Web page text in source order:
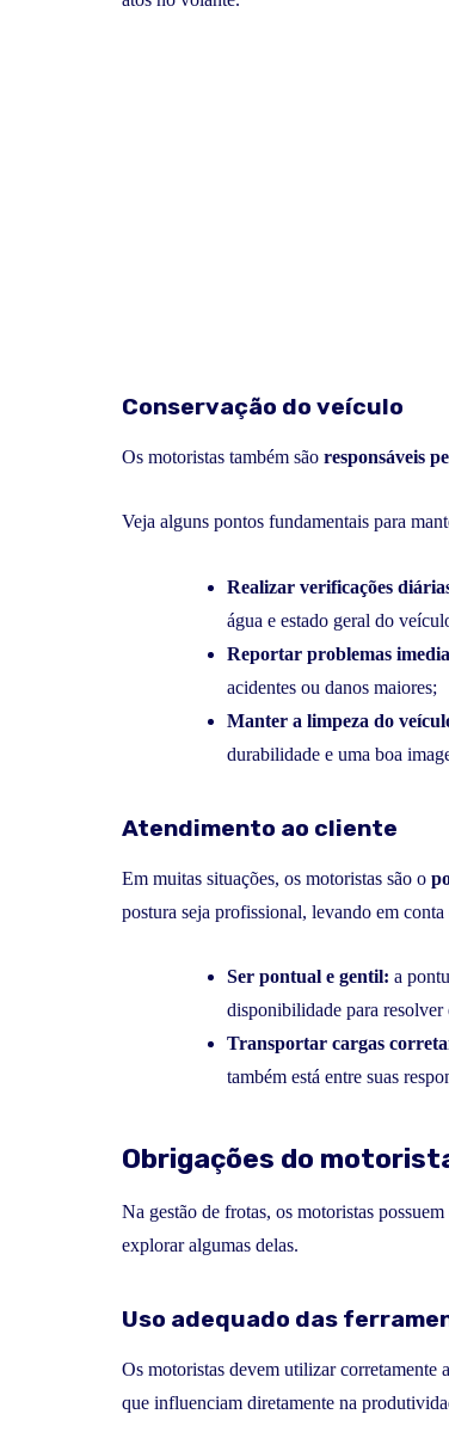
Conservação do veículo
Os motoristas também são responsáveis
Veja alguns pontos fundamentais para
Realizar verificações
água e estado geral do
Reportar problemas
acidentes ou danos maiores;
Manter a limpeza do
durabilidade e uma boa
Atendimento ao cliente
Em muitas situações, os motoristas são o
postura seja profissional, levando em
Ser pontual e gentil: a
disponibilidade para resolver
Transportar cargas
também está entre suas
Obrigações do
Na gestão de frotas, os motoristas
explorar algumas delas.
Uso adequado das
Os motoristas devem utilizar corretamente
que influenciam diretamente na